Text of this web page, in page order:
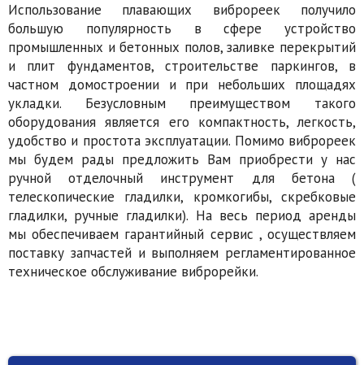
Использование плавающих виброреек получило
большую популярность в сфере устройство
промышленных и бетонных полов, заливке перекрытий
и плит фундаментов, строительстве паркингов, в
частном домостроении и при небольших площадях
укладки. Безусловным преимуществом такого
оборудования является его компактность, легкость,
удобство и простота эксплуатации. Помимо виброреек
мы будем рады предложить Вам приобрести у нас
ручной отделочный инструмент для бетона (
телескопические гладилки, кромкогибы, скребковые
гладилки, ручные гладилки). На весь период аренды
мы обеспечиваем гарантийный сервис , осуществляем
поставку запчастей и выполняем регламентированное
техническое обслуживание виброрейки.